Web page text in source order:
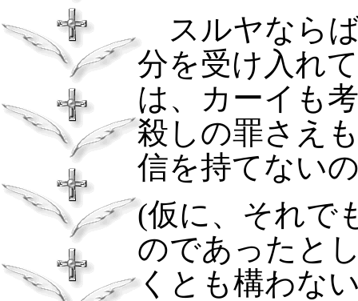
スルヤなら
分を受け入れ
は、カーイも
殺しの罪さえ
信を持てない
(仮に、それで
のであったと
くとも構わな